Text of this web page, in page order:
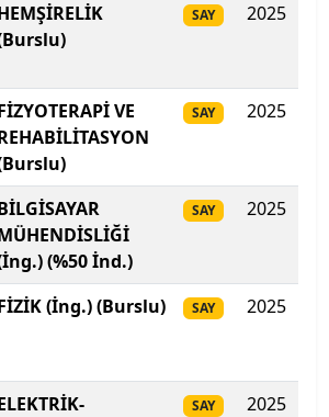
Üniversitesi
Üniversitesi
Vakıf Üniversitesi
Bilim ve Teknoloji Üniversitesi
SAY 2025
VE
SAY 2025
(%50 İnd.)
SAY 2025
(İng.) (Burslu) SAY 2025
SAY 2025